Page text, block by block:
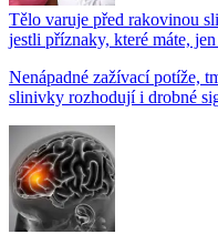
Tělo varuje před rakovinou
jestli příznaky, které máte,
Nenápadné zažívací potíže,
slinivky rozhodují i drobné